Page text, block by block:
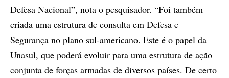
Defesa Nacional”, nota o pesquisador. “Foi também
criada uma estrutura de consulta em Defesa e
Segurança no plano sul-americano. Este é o papel da
Unasul, que poderá evoluir para uma estrutura de ação
conjunta de forças armadas de diversos países. De certo